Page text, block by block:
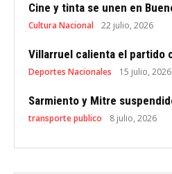
Cine y tinta se unen en
Cultura Nacional 22 julio, 2026
Villarruel calienta el partido
Deportes Nacionales 15 julio, 2026
Sarmiento y Mitre
transporte publico 8 julio, 2026